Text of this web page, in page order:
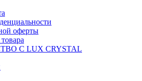
оферты
С LUX CRYSTAL